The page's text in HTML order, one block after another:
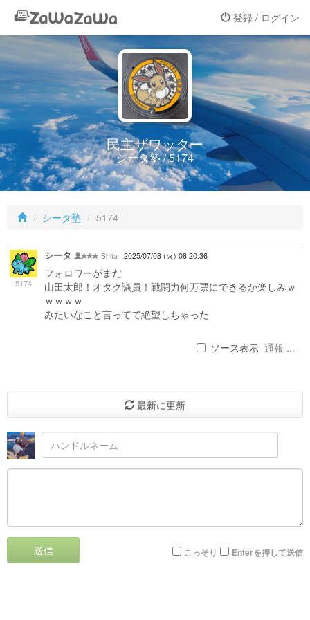
登録 / ログイン
民主ザワッター
シータ塾 / 5174
シータ塾 5174
5174
シータ Shita 2025/07/08 (火) 08:20:36
フォロワーがまだ
山田太郎！オタク議員！戦闘力何万票にできるか楽しみｗ
ｗｗｗｗ
みたいなこと言ってて絶望しちゃった
ソース表示 通報 ...
最新に更新
送信 こっそり Enterを押して送信